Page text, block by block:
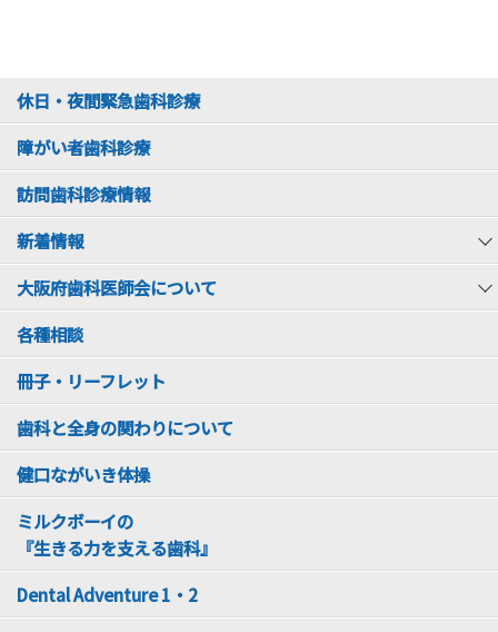
休日・夜間緊急歯科診療
障がい者歯科診療
訪問歯科診療情報
新着情報
大阪府歯科医師会について
各種相談
冊子・リーフレット
歯科と全身の関わりについて
健口ながいき体操
ミルクボーイの
『生きる力を支える歯科』
Dental Adventure 1・2